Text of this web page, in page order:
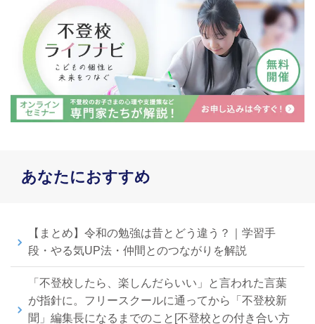
あなたにおすすめ
【まとめ】令和の勉強は昔とどう違う？｜学習手
段・やる気UP法・仲間とのつながりを解説
「不登校したら、楽しんだらいい」と言われた言葉
が指針に。フリースクールに通ってから「不登校新
聞」編集長になるまでのこと[不登校との付き合い方